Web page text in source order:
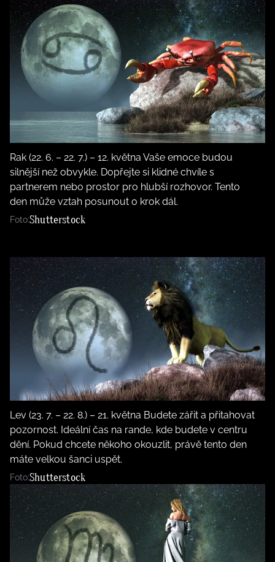
Rak (22. 6. – 22. 7.) – 12. května Vaše emoce budou
silnější než obvykle. Dopřejte si klidné chvíle s
partnerem nebo prostor pro hlubší rozhovor. Tento
den může vztah posunout o krok dál.
Foto:Shutterstock
Lev (23. 7. – 22. 8.) – 21. května Budete zářit a přitahovat
pozornost. Ideální čas na rande, kde budete v centru
dění. Pokud chcete někoho okouzlit, právě tento den
máte velkou šanci uspět.
Foto:Shutterstock